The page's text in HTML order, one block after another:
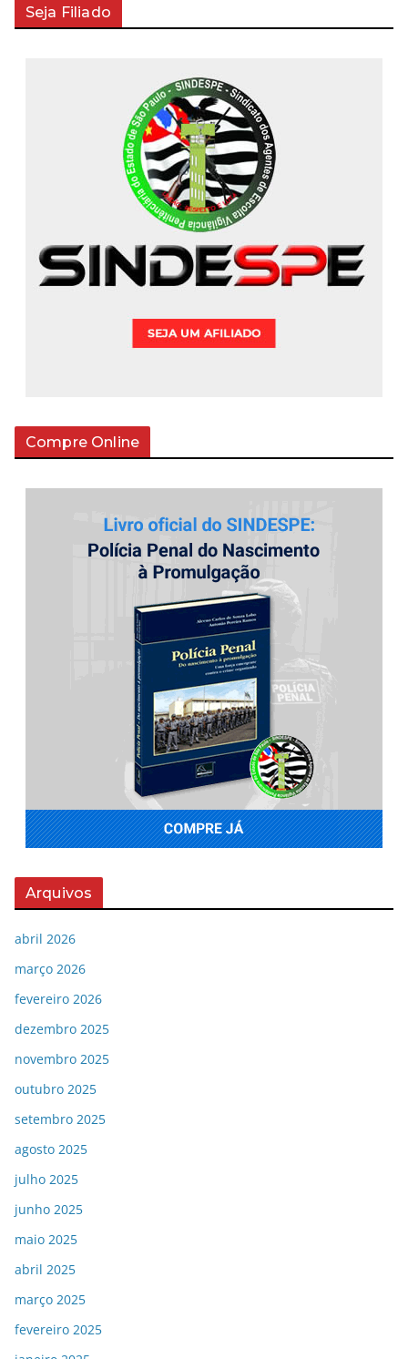
Seja Filiado
Compre Online
Arquivos
abril 2026
março 2026
fevereiro 2026
dezembro 2025
novembro 2025
outubro 2025
setembro 2025
agosto 2025
julho 2025
junho 2025
maio 2025
abril 2025
março 2025
fevereiro 2025